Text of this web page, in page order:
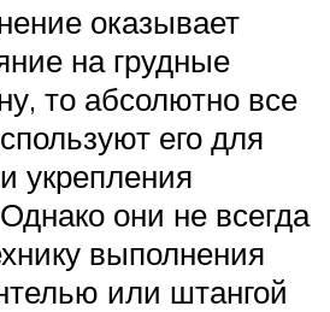
оказывает
на грудные
то абсолютно все
его для
укрепления
они не всегда
выполнения
или штангой